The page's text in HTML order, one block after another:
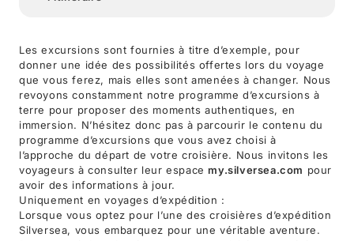
Les excursions sont fournies à titre d’exemple, pour
donner une idée des possibilités offertes lors du voyage
que vous ferez, mais elles sont amenées à changer. Nous
revoyons constamment notre programme d’excursions à
terre pour proposer des moments authentiques, en
immersion. N’hésitez donc pas à parcourir le contenu du
programme d’excursions que vous avez choisi à
l’approche du départ de votre croisière. Nous invitons les
voyageurs à consulter leur espacemy.silversea.com pour
avoir des informations à jour.
Uniquement en voyages d’expédition :
Lorsque vous optez pour l’une des croisières d’expédition
Silversea, vous embarquez pour une véritable aventure.